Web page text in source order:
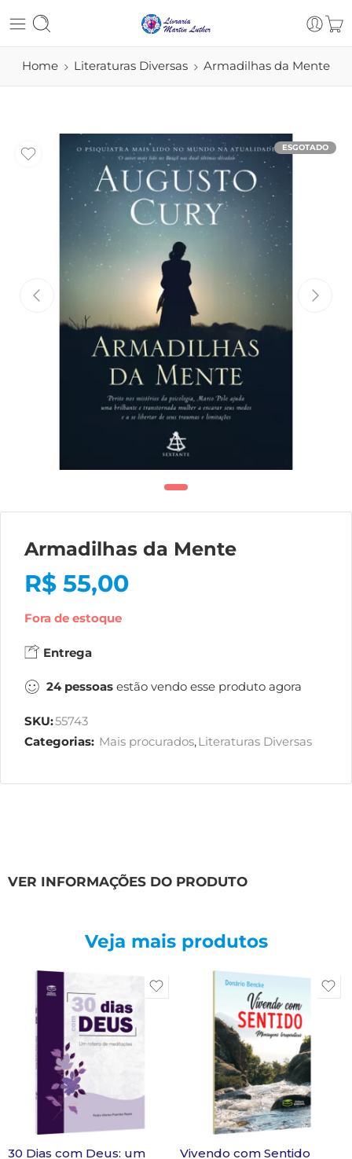
Home Literaturas Diversas Armadilhas da Mente
ESGOTADO
Armadilhas da Mente
R$ 55,00
Fora de estoque
Entrega
24 pessoas estão vendo esse produto agora
SKU:55743
Categorias: Mais procurados,Literaturas Diversas
VER INFORMAÇÕES DO PRODUTO
Veja mais produtos
30 Dias com Deus: um
Vivendo com Sentido